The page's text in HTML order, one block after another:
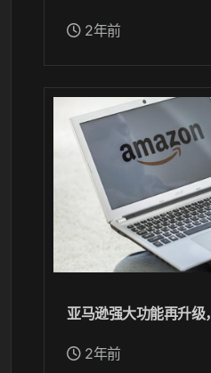
2年前
亚马逊强大功能再升级
2年前